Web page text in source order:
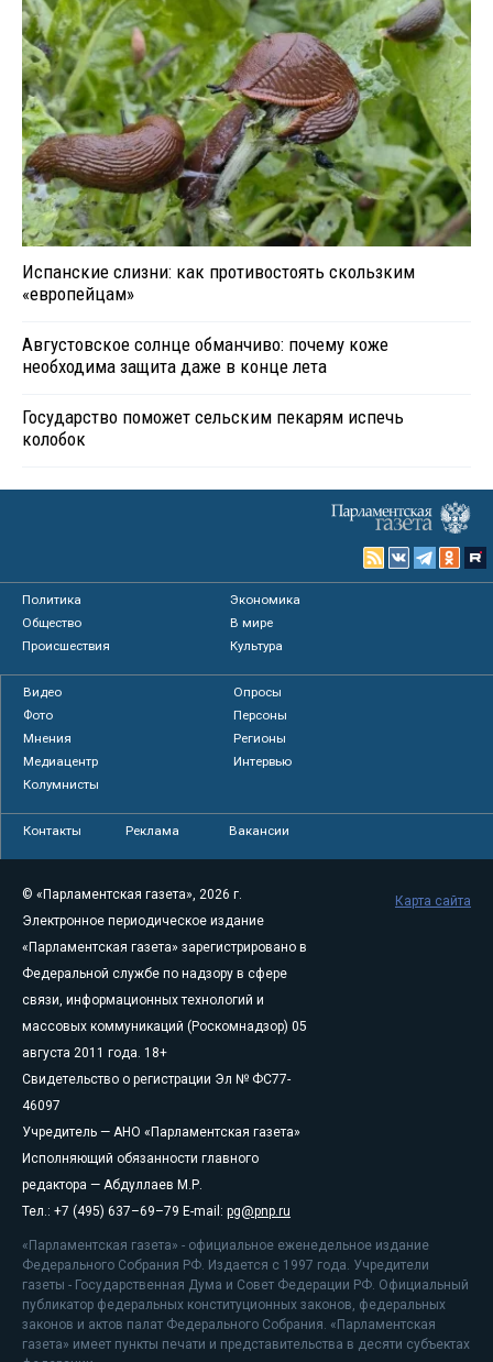
Испанские слизни: как противостоять скользким
«европейцам»
Августовское солнце обманчиво: почему коже
необходима защита даже в конце лета
Государство поможет сельским пекарям испечь
колобок
Политика
Экономика
Общество
В мире
Происшествия
Культура
Видео
Опросы
Фото
Персоны
Мнения
Регионы
Медиацентр
Интервью
Колумнисты
Контакты Реклама Вакансии
© «Парламентская газета», 2026 г.
Электронное периодическое издание
«Парламентская газета» зарегистрировано в
Федеральной службе по надзору в сфере
связи, информационных технологий и
массовых коммуникаций (Роскомнадзор) 05
августа 2011 года. 18+
Свидетельство о регистрации Эл № ФС77-
46097
Учредитель — АНО «Парламентская газета»
Исполняющий обязанности главного
редактора — Абдуллаев М.Р.
Тел.: +7 (495) 637–69–79 E-mail: pg@pnp.ru
«Парламентская газета» - официальное еженедельное издание
Федерального Собрания РФ. Издается с 1997 года. Учредители
газеты - Государственная Дума и Совет Федерации РФ. Официальный
публикатор федеральных конституционных законов, федеральных
законов и актов палат Федерального Собрания. «Парламентская
газета» имеет пункты печати и представительства в десяти субъектах
Карта сайта